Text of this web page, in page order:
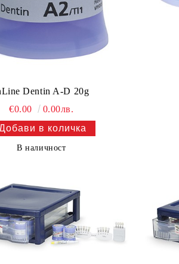
Dentin A-D 20g
€0.00
0.00лв.
В наличност